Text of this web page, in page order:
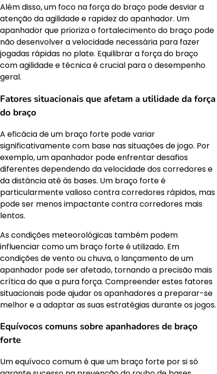
Além disso, um foco na força do braço pode desviar a
atenção da agilidade e rapidez do apanhador. Um
apanhador que prioriza o fortalecimento do braço pode
não desenvolver a velocidade necessária para fazer
jogadas rápidas no plate. Equilibrar a força do braço
com agilidade e técnica é crucial para o desempenho
geral.
Fatores situacionais que afetam a utilidade da força
do braço
A eficácia de um braço forte pode variar
significativamente com base nas situações de jogo. Por
exemplo, um apanhador pode enfrentar desafios
diferentes dependendo da velocidade dos corredores e
da distância até às bases. Um braço forte é
particularmente valioso contra corredores rápidos, mas
pode ser menos impactante contra corredores mais
lentos.
As condições meteorológicas também podem
influenciar como um braço forte é utilizado. Em
condições de vento ou chuva, o lançamento de um
apanhador pode ser afetado, tornando a precisão mais
crítica do que a pura força. Compreender estes fatores
situacionais pode ajudar os apanhadores a preparar-se
melhor e a adaptar as suas estratégias durante os jogos.
Equívocos comuns sobre apanhadores de braço
forte
Um equívoco comum é que um braço forte por si só